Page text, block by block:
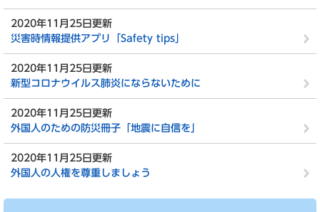
2020年11月25日更新
災害時情報提供アプリ「Safety tips」
2020年11月25日更新
新型コロナウイルス肺炎にならないために
2020年11月25日更新
外国人のための防災冊子「地震に自信を」
2020年11月25日更新
外国人の人権を尊重しましょう